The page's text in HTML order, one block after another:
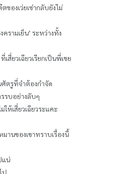
ของเว่ยเซ่ากลับยังไม่
ครามเย็น’ ระหว่างทั้ง
สี่ยวเฉียวเรียกเป็นพี่เขย
ศัตรูที่จำต้องกำจัด
รบอย่างลับๆ
ห้เสี่ยวเฉียวระแคะ
านของเขาทราบเรื่องนี้
แน่
ป